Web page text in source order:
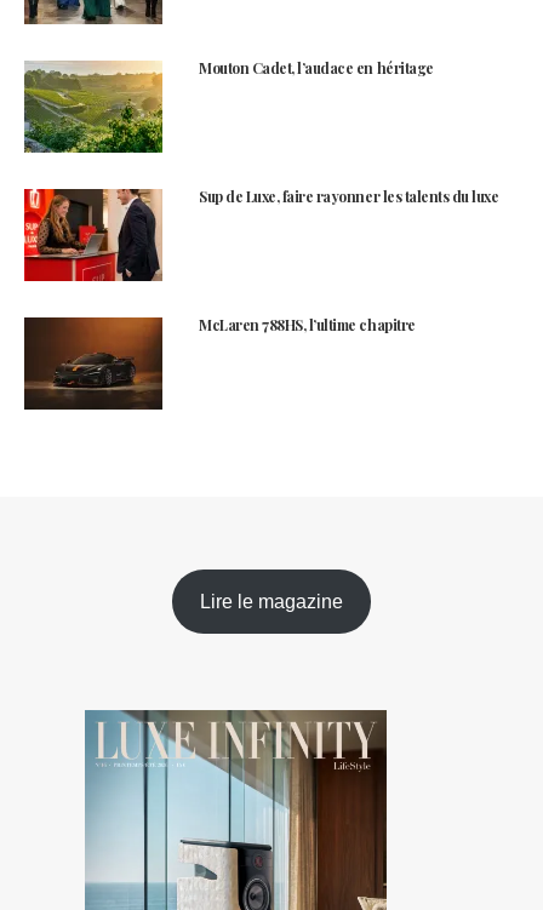
Mouton Cadet, l’audace en héritage
Sup de Luxe, faire rayonner les talents du luxe
McLaren 788HS, l’ultime chapitre
Lire le magazine